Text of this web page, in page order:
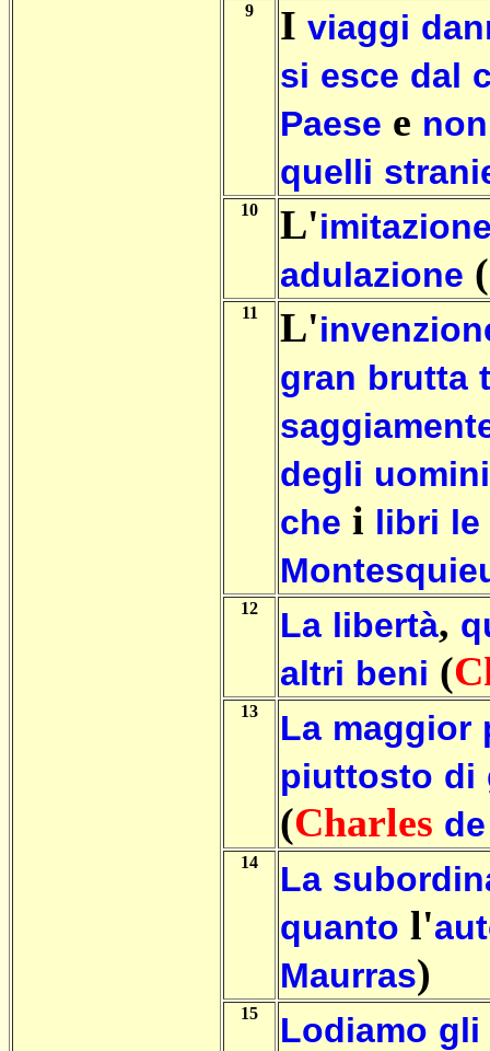
9 I viaggi
si esce dal
Paese e non
quelli
10 L'
adulazione (
11 L'
gran brutta
degli uomini
che i libri le
12 La libertà,
altri beni (
13 La maggior
piuttosto di
(Charles de
14 La
quanto l'
Maurras)
15 Lodiamo gli